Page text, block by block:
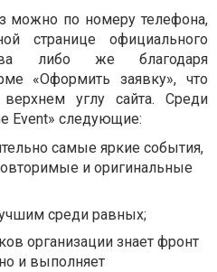
можно по номеру телефона,
странице официального
либо же благодаря
«Оформить заявку», что
углу сайта. Среди
Event» следующие:
самые яркие события,
и оригинальные
среди равных;
организации знает фронт
и выполняет